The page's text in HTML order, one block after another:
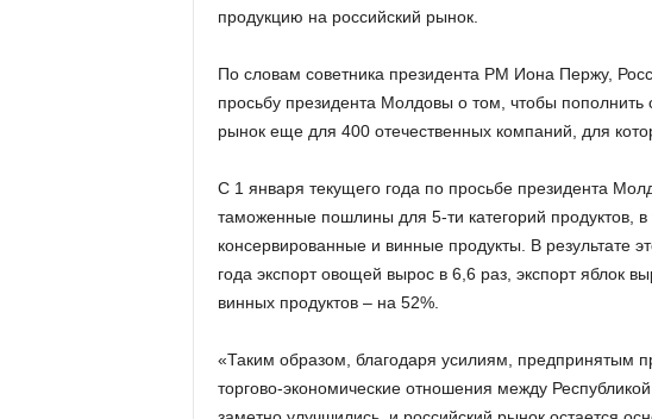
продукцию на российский рынок.
По словам советника президента РМ Иона Пержу,
просьбу президента Молдовы о том, чтобы пополнить
рынок еще для 400 отечественных компаний, для
С 1 января текущего года по просьбе президента
таможенные пошлины для 5-ти категорий продуктов,
консервированные и винные продукты. В результате
года экспорт овощей вырос в 6,6 раз, экспорт яблок
винных продуктов – на 52%.
«Таким образом, благодаря усилиям, предпринятым
торгово-экономические отношения между